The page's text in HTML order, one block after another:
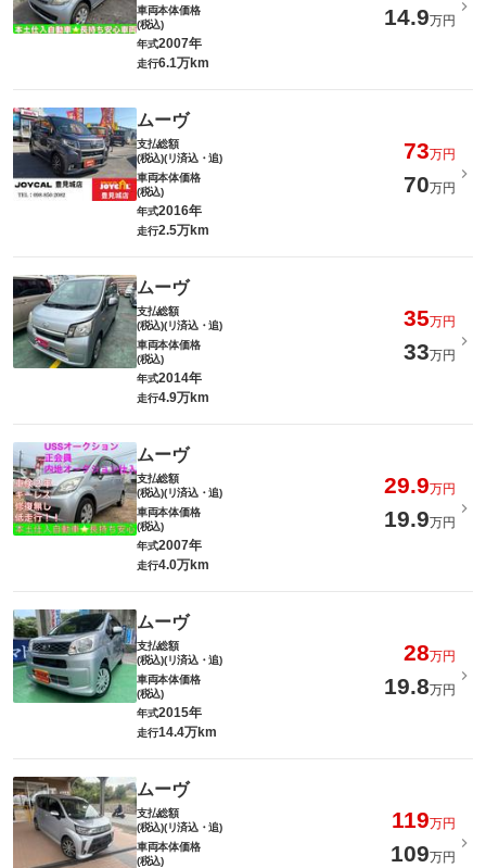
車両本体価格
(税込)
14.9万円
年式2007年
走行6.1万km
ムーヴ
支払総額
(税込)(リ済込・追)
73万円
車両本体価格
(税込)
70万円
年式2016年
走行2.5万km
ムーヴ
支払総額
(税込)(リ済込・追)
35万円
車両本体価格
(税込)
33万円
年式2014年
走行4.9万km
ムーヴ
支払総額
(税込)(リ済込・追)
29.9万円
車両本体価格
(税込)
19.9万円
年式2007年
走行4.0万km
ムーヴ
支払総額
(税込)(リ済込・追)
28万円
車両本体価格
(税込)
19.8万円
年式2015年
走行14.4万km
ムーヴ
支払総額
(税込)(リ済込・追)
119万円
車両本体価格
(税込)
109万円